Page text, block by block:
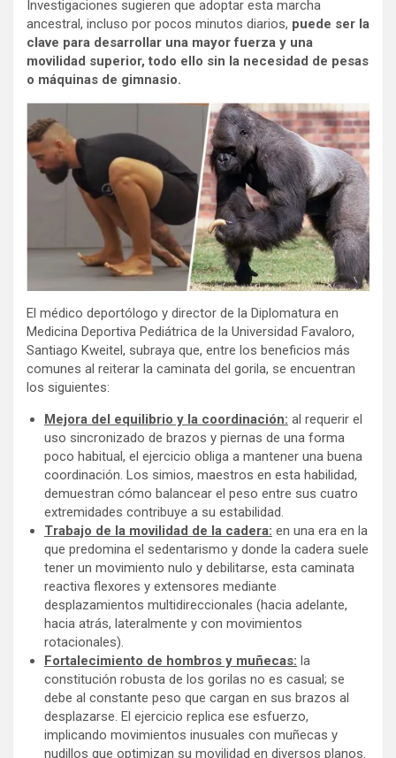
Investigaciones sugieren que adoptar esta marcha
ancestral, incluso por pocos minutos diarios, puede ser la
clave para desarrollar una mayor fuerza y una
movilidad superior, todo ello sin la necesidad de pesas
o máquinas de gimnasio.
El médico deportólogo y director de la Diplomatura en
Medicina Deportiva Pediátrica de la Universidad Favaloro,
Santiago Kweitel, subraya que, entre los beneficios más
comunes al reiterar la caminata del gorila, se encuentran
los siguientes:
Mejora del equilibrio y la coordinación: al requerir el
uso sincronizado de brazos y piernas de una forma
poco habitual, el ejercicio obliga a mantener una buena
coordinación. Los simios, maestros en esta habilidad,
demuestran cómo balancear el peso entre sus cuatro
extremidades contribuye a su estabilidad.
Trabajo de la movilidad de la cadera: en una era en la
que predomina el sedentarismo y donde la cadera suele
tener un movimiento nulo y debilitarse, esta caminata
reactiva flexores y extensores mediante
desplazamientos multidireccionales (hacia adelante,
hacia atrás, lateralmente y con movimientos
rotacionales).
Fortalecimiento de hombros y muñecas: la
constitución robusta de los gorilas no es casual; se
debe al constante peso que cargan en sus brazos al
desplazarse. El ejercicio replica ese esfuerzo,
implicando movimientos inusuales con muñecas y
nudillos que optimizan su movilidad en diversos planos.